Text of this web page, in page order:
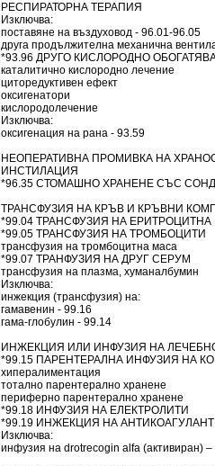
РЕСПИРАТОРНА ТЕРАПИЯ
Изключва:
поставяне на въздуховод - 96.01-96.05
друга продължителна механична
*93.96 ДРУГО КИСЛОРОДНО
каталитично кислородно лечение
циторедуктивен ефект
оксигенатори
кислородолечение
Изключва:
оксигенация на рана - 93.59
НЕОПЕРАТИВНА ПРОМИВКА НА
ИНСТИЛАЦИЯ
*96.35 СТОМАШНО ХРАНЕНЕ СЪС
ТРАНСФУЗИЯ НА КРЪВ И КРЪВНИ
*99.04 ТРАНСФУЗИЯ НА
*99.05 ТРАНСФУЗИЯ НА ТРОМБОЦИТИ
трансфузия на тромбоцитна маса
*99.07 ТРАНФУЗИЯ НА ДРУГ СЕРУМ
трансфузия на плазма, хуманалбумин
Изключва:
инжекция (трансфузия) на:
гамавенин - 99.16
гама-глобулин - 99.14
ИНЖЕКЦИЯ ИЛИ ИНФУЗИЯ НА
*99.15 ПАРЕНТЕРАЛНА ИНФУЗИЯ НА
хипералиментация
тотално парентерално хранене
периферно парентерално хранене
*99.18 ИНФУЗИЯ НА ЕЛЕКТРОЛИТИ
*99.19 ИНЖЕКЦИЯ НА
Изключва:
инфузия на drotrecogin alfa (активиран) –